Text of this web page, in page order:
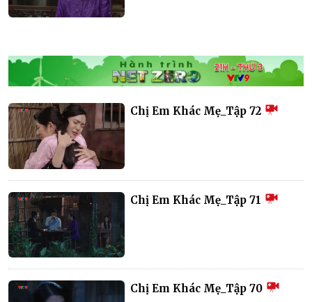
Chị Em Khác Mẹ_Tập 72
Chị Em Khác Mẹ_Tập 71
Chị Em Khác Mẹ_Tập 70